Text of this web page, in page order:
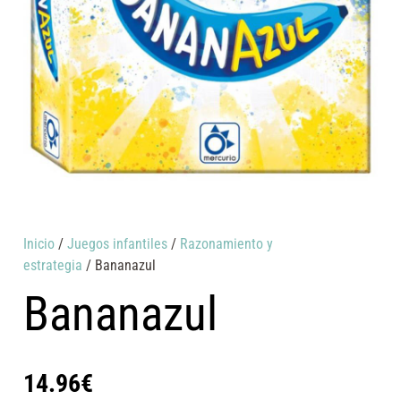
Inicio /Juegos infantiles / Razonamiento y
estrategia / Bananazul
Bananazul
14.96€